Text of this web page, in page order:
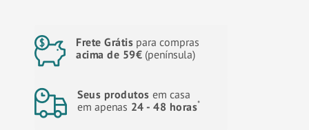
Frete Grátis para compras
acima de 59€ (península)
Seus produtos em casa
em apenas 24 - 48 horas*